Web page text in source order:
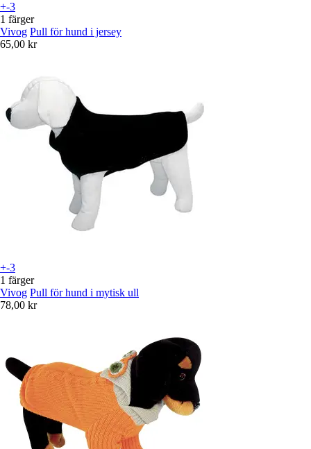
+-3
1 färger
Vivog Pull för hund i jersey
65,00 kr
+-3
1 färger
Vivog Pull för hund i mytisk ull
78,00 kr